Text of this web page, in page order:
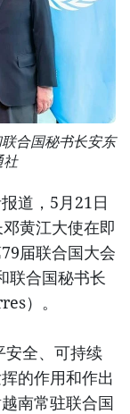
合国秘书长安东
社
道，5月21日
黄江大使在即
届联合国大会
联合国秘书长
）。
安全、可持续
的作用和作出
南常驻联合国